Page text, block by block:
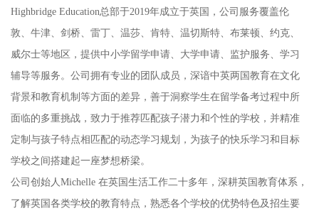
Highbridge Education总部于2019年成立于英国，公司服务覆盖伦
敦、牛津、剑桥、雷丁、温莎、肯特、温切斯特、布莱顿、约克、
威尔士等地区，提供中小学留学申请、大学申请、监护服务、学习
辅导等服务。公司拥有专业的团队成员，深谙中英两国教育在文化
背景和教育机制等方面的差异，善于洞察学生在留学备考过程中所
面临的多重挑战，致力于推荐匹配孩子潜力和个性的学校，并精准
定制与孩子特点相匹配的动态学习规划，为孩子的快乐学习和目标
学校之间搭建起一座梦想桥梁。
公司创始人Michelle 在英国生活工作二十多年，深耕英国教育体系，
了解英国各类学校的教育特点，熟悉各个学校的优势特色及招生要